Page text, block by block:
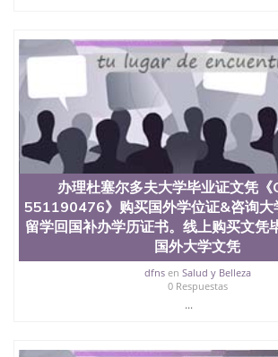
办理杜塞尔多夫大学毕业证文凭
551190476》购买国外学位证&咨询大
留学回国补办学历证书。线上购买文凭
国外大学文凭
dfnsen Salud y Belleza
0 Respuestas
...